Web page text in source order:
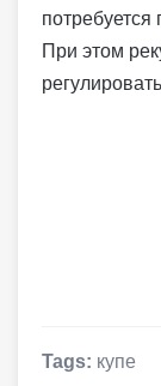
потребуется
При этом
Tags: купе